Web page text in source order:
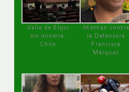
Valle de Elqui
sin minería.
Chile
Atentan contra
la Defensora
Francisca
Márquez